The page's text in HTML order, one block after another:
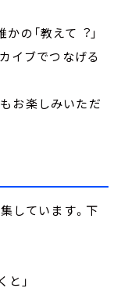
の「教えて︖」
イブでつなげる
お楽しみいただ
しています。下
」